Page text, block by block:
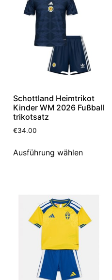
Schottland Heimtrikot
Kinder WM 2026 Fußball
trikotsatz
€34.00
Ausführung wählen